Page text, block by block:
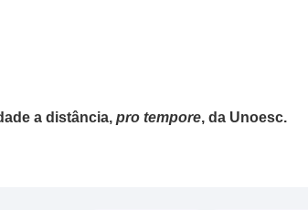
a distância, pro tempore, da Unoesc.